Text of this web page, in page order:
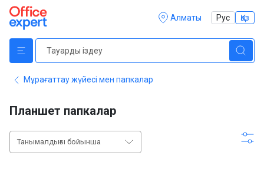
Алматы Рус Қаз
Мұрағаттау жүйесі мен папкалар
Планшет папкалар
Танымалдығы бойынша